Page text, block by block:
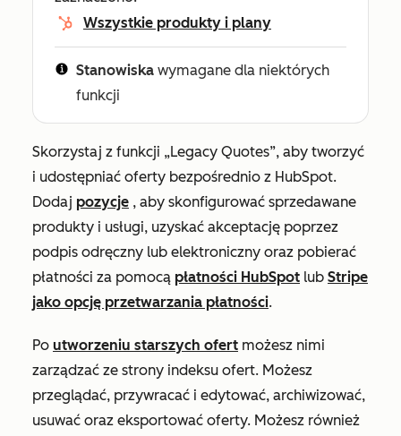
Wszystkie produkty i plany
Stanowiska wymagane dla niektórych
funkcji
Skorzystaj z funkcji „Legacy Quotes”, aby tworzyć
i udostępniać oferty bezpośrednio z HubSpot.
Dodaj pozycje , aby skonfigurować sprzedawane
produkty i usługi, uzyskać akceptację poprzez
podpis odręczny lub elektroniczny oraz pobierać
płatności za pomocą płatności HubSpot lub Stripe
jako opcję przetwarzania płatności.
Po utworzeniu starszych ofert możesz nimi
zarządzać ze strony indeksu ofert. Możesz
przeglądać, przywracać i edytować, archiwizować,
usuwać oraz eksportować oferty. Możesz również